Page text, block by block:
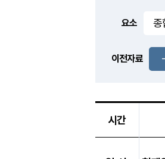
-
요소
이전자료
시간